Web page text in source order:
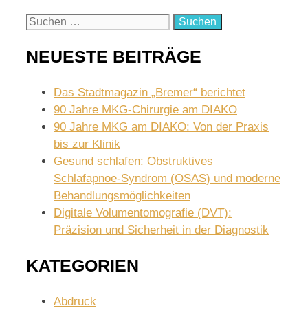
Suchen
NEUESTE BEITRÄGE
Das Stadtmagazin „Bremer“ berichtet
90 Jahre MKG-Chirurgie am DIAKO
90 Jahre MKG am DIAKO: Von der Praxis
bis zur Klinik
Gesund schlafen: Obstruktives
Schlafapnoe-Syndrom (OSAS) und moderne
Behandlungsmöglichkeiten
Digitale Volumentomografie (DVT):
Präzision und Sicherheit in der Diagnostik
KATEGORIEN
Abdruck